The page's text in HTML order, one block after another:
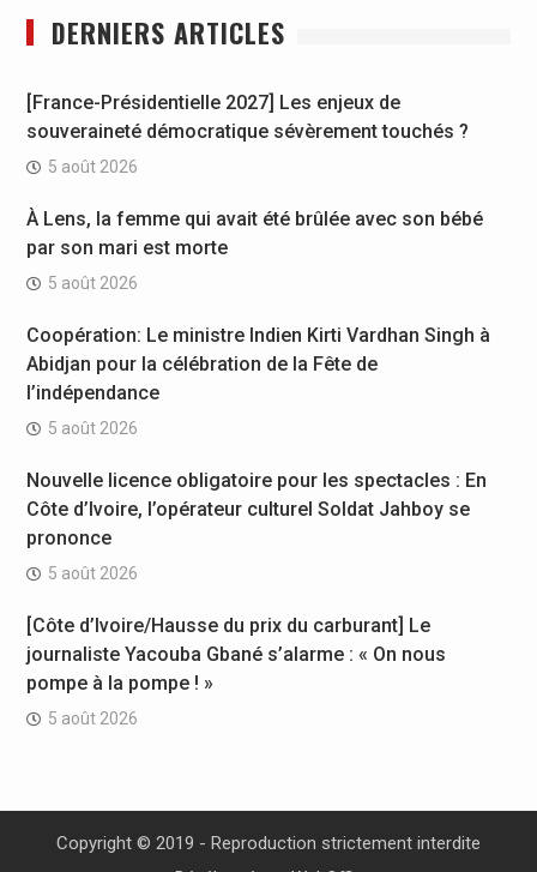
DERNIERS ARTICLES
[France-Présidentielle 2027] Les enjeux de
souveraineté démocratique sévèrement touchés ?
5 août 2026
À Lens, la femme qui avait été brûlée avec son bébé
par son mari est morte
5 août 2026
Coopération: Le ministre Indien Kirti Vardhan Singh à
Abidjan pour la célébration de la Fête de
l’indépendance
5 août 2026
Nouvelle licence obligatoire pour les spectacles : En
Côte d’Ivoire, l’opérateur culturel Soldat Jahboy se
prononce
5 août 2026
[Côte d’Ivoire/Hausse du prix du carburant] Le
journaliste Yacouba Gbané s’alarme : « On nous
pompe à la pompe ! »
5 août 2026
Copyright © 2019 - Reproduction strictement interdite